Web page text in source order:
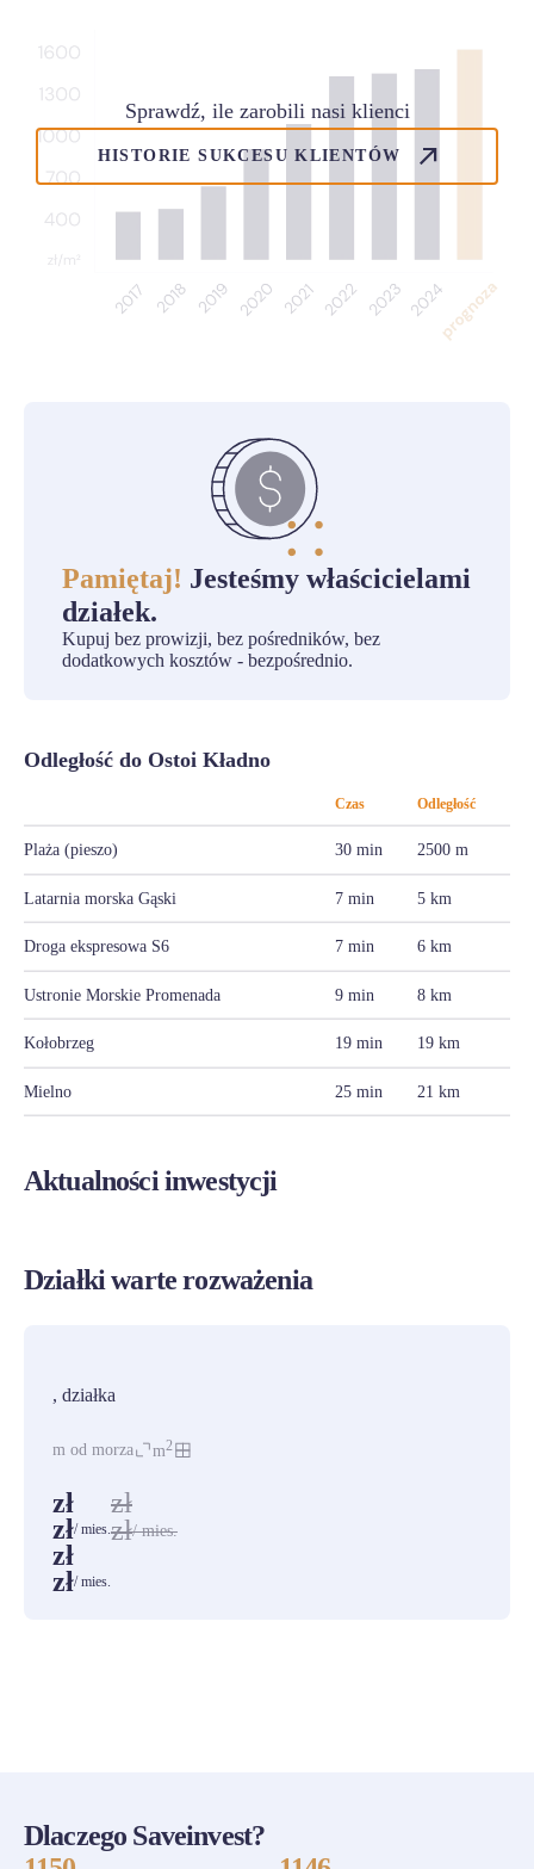
Sprawdź, ile zarobili nasi klienci
HISTORIE SUKCESU KLIENTÓW
Pamiętaj! Jesteśmy właścicielami
działek.
Kupuj bez prowizji, bez pośredników, bez
dodatkowych kosztów - bezpośrednio.
Odległość do Ostoi Kładno
Czas Odległość
Plaża (pieszo) 30 min 2500 m
Latarnia morska Gąski 7 min 5 km
Droga ekspresowa S6 7 min 6 km
Ustronie Morskie Promenada 9 min 8 km
Kołobrzeg 19 min 19 km
Mielno 25 min 21 km
Aktualności inwestycji
Działki warte rozważenia
, działka
m od morza m2
zł
zł/ mies.
zł
zł/ mies.
zł
zł/ mies.
Dlaczego Saveinvest?